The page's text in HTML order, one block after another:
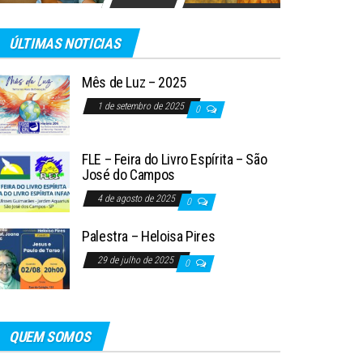
ÚLTIMAS NOTICIAS
Mês de Luz – 2025
1 de setembro de 2025 0
FLE – Feira do Livro Espírita – São
José do Campos
4 de agosto de 2025 0
Palestra – Heloisa Pires
29 de julho de 2025 0
QUEM SOMOS